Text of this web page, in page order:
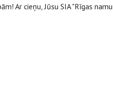
Ar cieņu, Jūsu SIA "Rīgas namu